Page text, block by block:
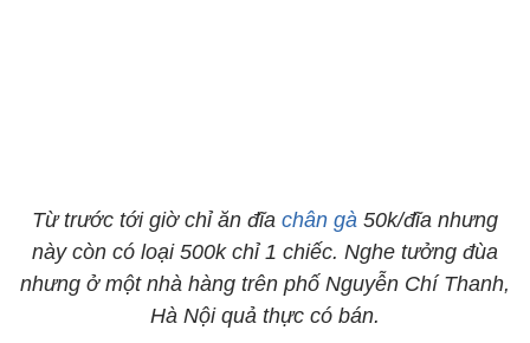
Từ trước tới giờ chỉ ăn đĩa chân gà 50k/đĩa nhưng
này còn có loại 500k chỉ 1 chiếc. Nghe tưởng đùa
nhưng ở một nhà hàng trên phố Nguyễn Chí Thanh,
Hà Nội quả thực có bán.